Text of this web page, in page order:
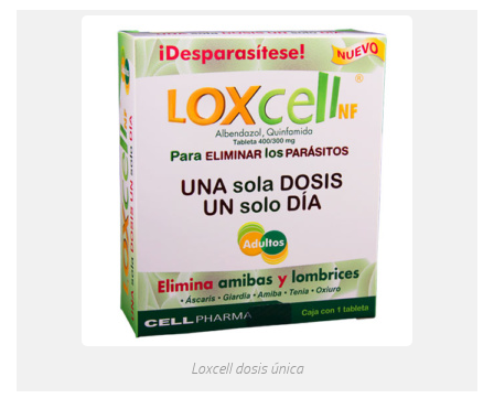
Loxcell dosis única